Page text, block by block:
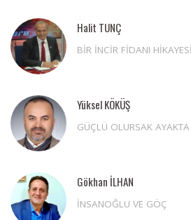
Halit TUNÇ
BİR İNCİR FİDANI
Yüksel KÖKÜŞ
GÜÇLÜ OLURSAK AYAKTA
Gökhan İLHAN
İNSANOĞLU VE GÖÇ